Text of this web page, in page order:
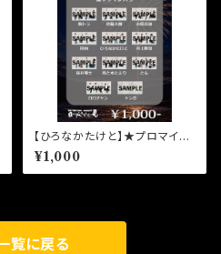
【ひろなかたけと】★プロマイド
「目に沁みるんだ、夏。」野崎伊
織
¥1,000
覧に戻る